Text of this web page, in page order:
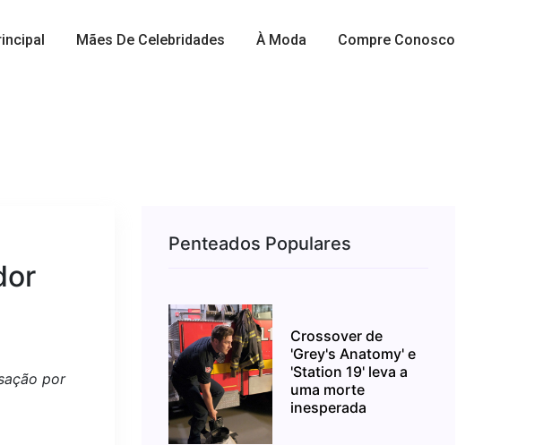
Mães De Celebridades À Moda Compre Conosco
por
Penteados Populares
Crossover de
'Grey's Anatomy' e
'Station 19' leva a
uma morte
inesperada